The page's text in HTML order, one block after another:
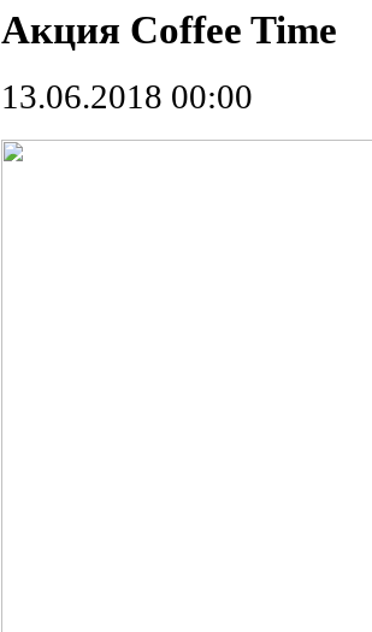
Акция Coffee Time
13.06.2018 00:00